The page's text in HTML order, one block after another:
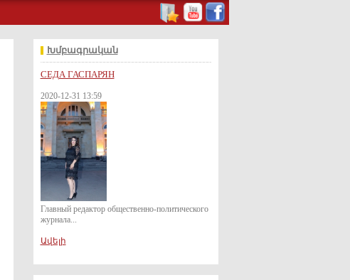
Խմբագրական
СЕДА ГАСПАРЯН
2020-12-31 13:59
Главный редактор общественно-политического
журнала...
Ավելի